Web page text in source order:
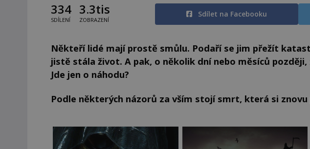
334
SDÍLENÍ
3.3tis
ZOBRAZENÍ
Sdílet na Facebooku
Někteří lidé mají prostě smůlu. Podaří se jim přežít
jistě stála život. A pak, o několik dní nebo měsíců
Jde jen o náhodu?
Podle některých názorů za vším stojí smrt, která si